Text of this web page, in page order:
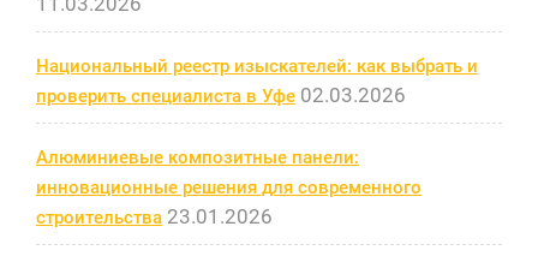
Национальный реестр изыскателей: как выбрать и
проверить специалиста в Уфе 02.03.2026
Алюминиевые композитные панели:
инновационные решения для современного
строительства 23.01.2026